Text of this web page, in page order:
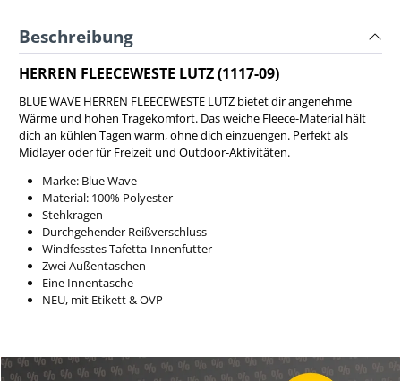
Beschreibung
HERREN FLEECEWESTE LUTZ (1117-09)
BLUE WAVE HERREN FLEECEWESTE LUTZ bietet dir angenehme
Wärme und hohen Tragekomfort. Das weiche Fleece-Material hält
dich an kühlen Tagen warm, ohne dich einzuengen. Perfekt als
Midlayer oder für Freizeit und Outdoor-Aktivitäten.
Marke: Blue Wave
Material: 100% Polyester
Stehkragen
Durchgehender Reißverschluss
Windfesstes Tafetta-Innenfutter
Zwei Außentaschen
Eine Innentasche
NEU, mit Etikett & OVP